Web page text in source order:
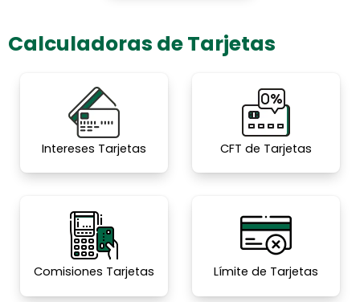
Calculadoras de Tarjetas
Intereses Tarjetas CFT de Tarjetas
Comisiones Tarjetas Límite de Tarjetas